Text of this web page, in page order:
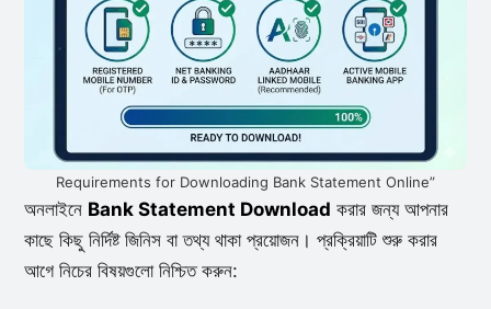
Requirements for Downloading Bank Statement Online”
অনলাইনে Bank Statement Download করার জন্য আপনার
কাছে কিছু নির্দিষ্ট জিনিস বা তথ্য থাকা প্রয়োজন। প্রক্রিয়াটি শুরু করার
আগে নিচের বিষয়গুলো নিশ্চিত করুন: